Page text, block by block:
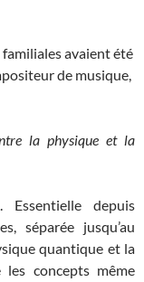
avaient été
de musique,
la physique et la
Essentielle depuis
séparée jusqu’au
quantique et la
concepts même